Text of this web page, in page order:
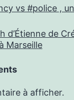
vs #police ,
d’Étienne de
Marseille
à afficher.